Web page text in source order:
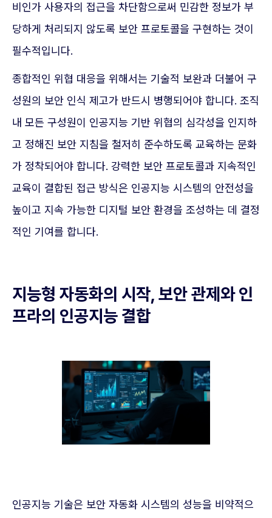
비인가 사용자의 접근을 차단함으로써 민감한 정보가 부
당하게 처리되지 않도록 보안 프로토콜을 구현하는 것이
필수적입니다.
종합적인 위협 대응을 위해서는 기술적 보완과 더불어 구
성원의 보안 인식 제고가 반드시 병행되어야 합니다. 조직
내 모든 구성원이 인공지능 기반 위협의 심각성을 인지하
고 정해진 보안 지침을 철저히 준수하도록 교육하는 문화
가 정착되어야 합니다. 강력한 보안 프로토콜과 지속적인
교육이 결합된 접근 방식은 인공지능 시스템의 안전성을
높이고 지속 가능한 디지털 보안 환경을 조성하는 데 결정
적인 기여를 합니다.
지능형 자동화의 시작, 보안 관제와 인
프라의 인공지능 결합
인공지능 기술은 보안 자동화 시스템의 성능을 비약적으